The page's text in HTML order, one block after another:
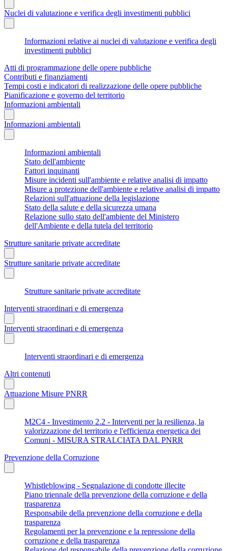
Nuclei di valutazione e verifica degli investimenti pubblici
Informazioni relative ai nuclei di valutazione e verifica degli
investimenti pubblici
Atti di programmazione delle opere pubbliche
Contributi e finanziamenti
Tempi costi e indicatori di realizzazione delle opere pubbliche
Pianificazione e governo del territorio
Informazioni ambientali
Informazioni ambientali
Informazioni ambientali
Stato dell'ambiente
Fattori inquinanti
Misure incidenti sull'ambiente e relative analisi di impatto
Misure a protezione dell'ambiente e relative analisi di impatto
Relazioni sull'attuazione della legislazione
Stato della salute e della sicurezza umana
Relazione sullo stato dell'ambiente del Ministero
dell'Ambiente e della tutela del territorio
Strutture sanitarie private accreditate
Strutture sanitarie private accreditate
Strutture sanitarie private accreditate
Interventi straordinari e di emergenza
Interventi straordinari e di emergenza
Interventi straordinari e di emergenza
Altri contenuti
Attuazione Misure PNRR
M2C4 - Investimento 2.2 - Interventi per la resilienza, la
valorizzazione del territorio e l'efficienza energetica dei
Comuni - MISURA STRALCIATA DAL PNRR
Prevenzione della Corruzione
Whistleblowing - Segnalazione di condotte illecite
Piano triennale della prevenzione della corruzione e della
trasparenza
Responsabile della prevenzione della corruzione e della
trasparenza
Regolamenti per la prevenzione e la repressione della
corruzione e della trasparenza